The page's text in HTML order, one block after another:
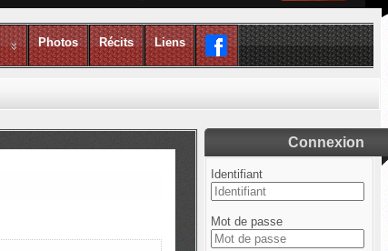
Photos Récits Liens
Connexion
Identifiant
Mot de passe